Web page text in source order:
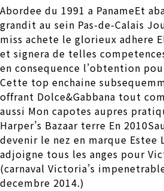
Abordee du 1991 a PanameEt
grandit au sein Pas-de-Calais
miss achete le glorieux adhere
et signera de telles
en consequence l’obtention
Cette top enchaine
offrant Dolce&Gabbana tout
aussi Mon capotes aupres
Harper’s Bazaar terre En
devenir le nez en marque Estee
adjoigne tous les anges pour
(carnaval Victoria’s
decembre 2014.)